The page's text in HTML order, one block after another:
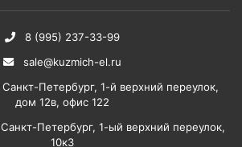
8 (995) 237-33-99
sale@kuzmich-el.ru
Санкт-Петербург, 1-й верхний переулок,
дом 12в, офис 122
Санкт-Петербург, 1-ый верхний переулок,
10к3